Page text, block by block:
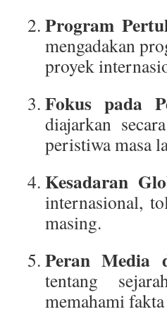
Program
mengadakan
proyek
Fokus pada
diajarkan
peristiwa masa
Kesadaran
internasional,
masing.
Peran Media
tentang
memahami